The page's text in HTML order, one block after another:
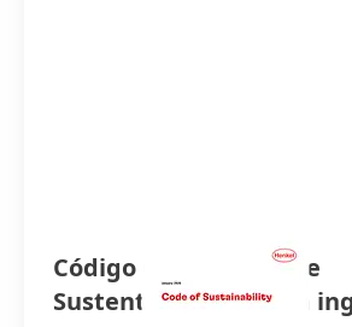
Código Corporativo de
Sustentabilidade(em